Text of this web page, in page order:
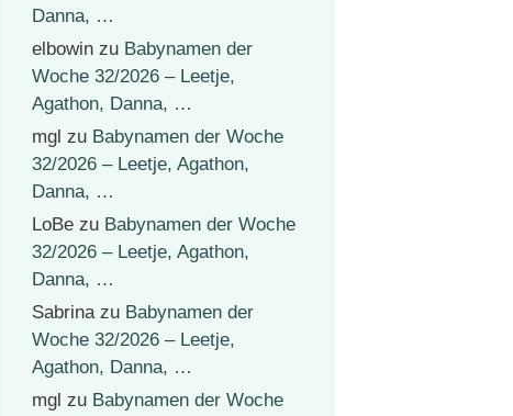
Danna, …
elbowin zu Babynamen der
Woche 32/2026 – Leetje,
Agathon, Danna, …
mgl zu Babynamen der Woche
32/2026 – Leetje, Agathon,
Danna, …
LoBe zu Babynamen der Woche
32/2026 – Leetje, Agathon,
Danna, …
Sabrinazu Babynamen der
Woche 32/2026 – Leetje,
Agathon, Danna, …
mgl zu Babynamen der Woche